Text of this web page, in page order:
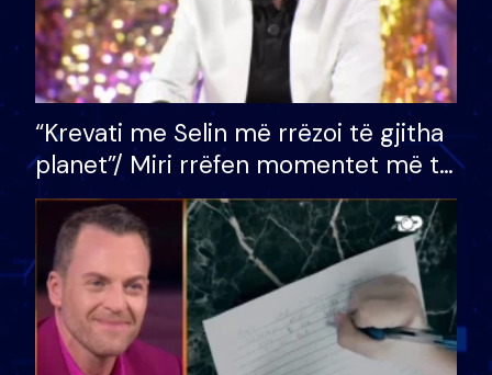
“Krevati me Selin më rrëzoi të gjitha
planet”/ Miri rrëfen momentet më të
bukura në shtëpinë e BB VIP: Do më
mungojë zilja e mëngjesit kur…